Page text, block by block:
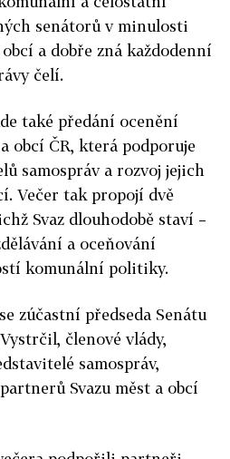
senátorů v minulosti
a dobře zná každodenní
čelí.
také předání ocenění
obcí ČR, která podporuje
samospráv a rozvoj jejich
Večer tak propojí dvě
Svaz dlouhodobě staví –
a oceňování
komunální politiky.
zúčastní předseda Senátu
členové vlády,
samospráv,
Svazu měst a obcí